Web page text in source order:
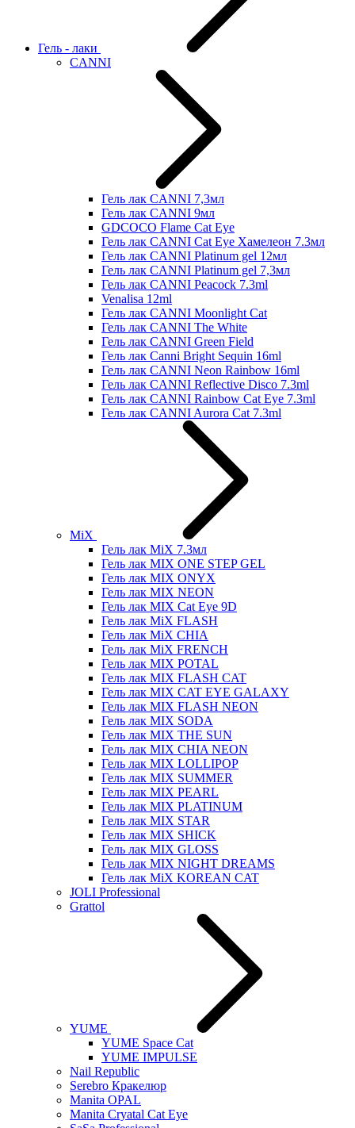
Гель - лаки
CANNI
Гель лак CANNI 7,3мл
Гель лак CANNI 9мл
GDCOCO Flame Cat Eye
Гель лак CANNI Cat Eye Хамелеон 7.3мл
Гель лак CANNI Platinum gel 12мл
Гель лак CANNI Platinum gel 7,3мл
Гель лак CANNI Peacock 7.3ml
Venalisa 12ml
Гель лак CANNI Moonlight Cat
Гель лак CANNI The White
Гель лак CANNI Green Field
Гель лак Canni Bright Sequin 16ml
Гель лак CANNI Neon Rainbow 16ml
Гель лак CANNI Reflective Disco 7.3ml
Гель лак CANNI Rainbow Cat Eye 7.3ml
Гель лак CANNI Aurora Cat 7.3ml
MiX
Гель лак MiX 7.3мл
Гель лак MIX ONE STEP GEL
Гель лак MIX ONYX
Гель лак MIX NEON
Гель лак MIX Cat Eye 9D
Гель лак MiX FLASH
Гель лак MiX CHIA
Гель лак MiX FRENCH
Гель лак MIX POTAL
Гель лак MIX FLASH CAT
Гель лак MIX CAT EYE GALAXY
Гель лак MIX FLASH NEON
Гель лак MIX SODA
Гель лак MIX THE SUN
Гель лак MIX CHIA NEON
Гель лак MIX LOLLIPOP
Гель лак MIX SUMMER
Гель лак MIX PEARL
Гель лак MIX PLATINUM
Гель лак MIX STAR
Гель лак MIX SHICK
Гель лак MIX GLOSS
Гель лак MIX NIGHT DREAMS
Гель лак MiX KOREAN CAT
JOLI Professional
Grattol
YUME
YUME Space Cat
YUME IMPULSE
Nail Republic
Serebro Кракелюр
Manita OPAL
Manita Cryatal Cat Eye